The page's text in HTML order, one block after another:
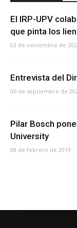
El IRP-UPV
que pinta los
03 de noviembre de
Entrevista del
06 de septiembre de
Pilar Bosch
University
08 de febrero de 2019